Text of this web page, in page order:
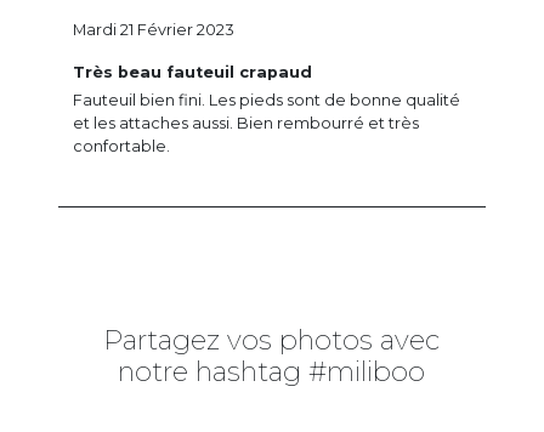
Très beau fauteuil crapaud
Fauteuil bien fini. Les pieds sont de bonne qualité
et les attaches aussi. Bien rembourré et très
confortable.
Mardi 21 Février 2023
Partagez vos photos avec
notre hashtag #miliboo